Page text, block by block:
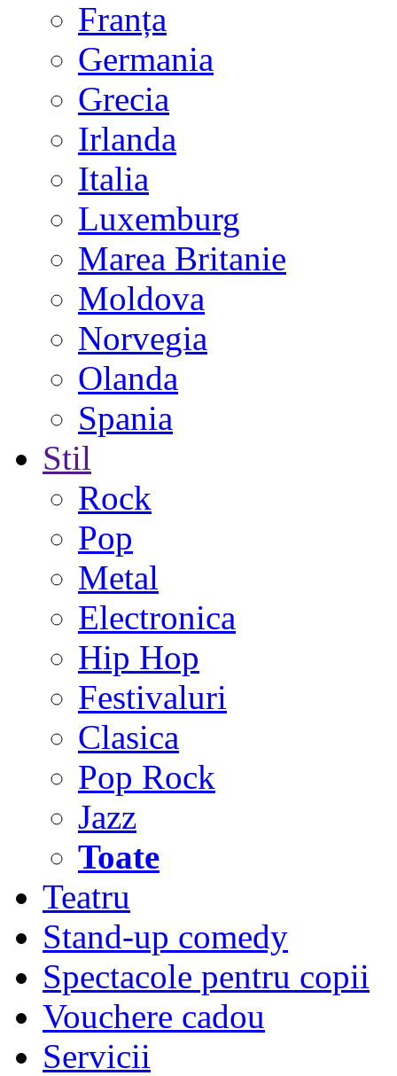
Franța
Germania
Grecia
Irlanda
Italia
Luxemburg
Marea Britanie
Moldova
Norvegia
Olanda
Spania
Stil
Rock
Pop
Metal
Electronica
Hip Hop
Festivaluri
Clasica
Pop Rock
Jazz
Toate
Teatru
Stand-up comedy
Spectacole pentru copii
Vouchere cadou
Servicii